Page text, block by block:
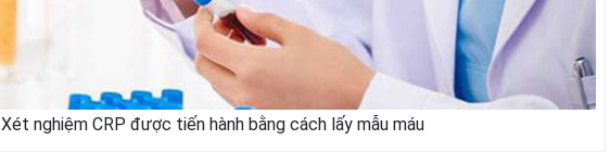
Xét nghiệm CRP được tiến hành bằng cách lấy mẫu máu